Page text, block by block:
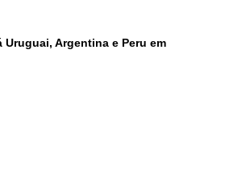
Uruguai, Argentina e Peru em